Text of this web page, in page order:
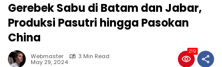
Gerebek Sabu di Batam dan Jabar,
Produksi Pasutri hingga Pasokan
China
Webmaster 3 Min Read
May 29, 2024
219